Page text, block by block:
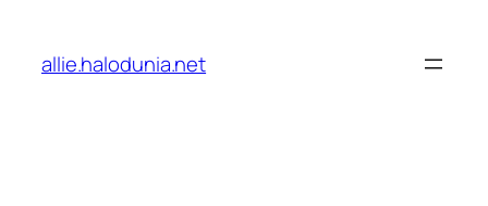
konten
allie.halodunia.net